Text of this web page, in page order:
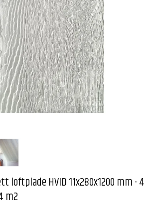
loftplade HVID 11x280x1200 mm - 4
m2